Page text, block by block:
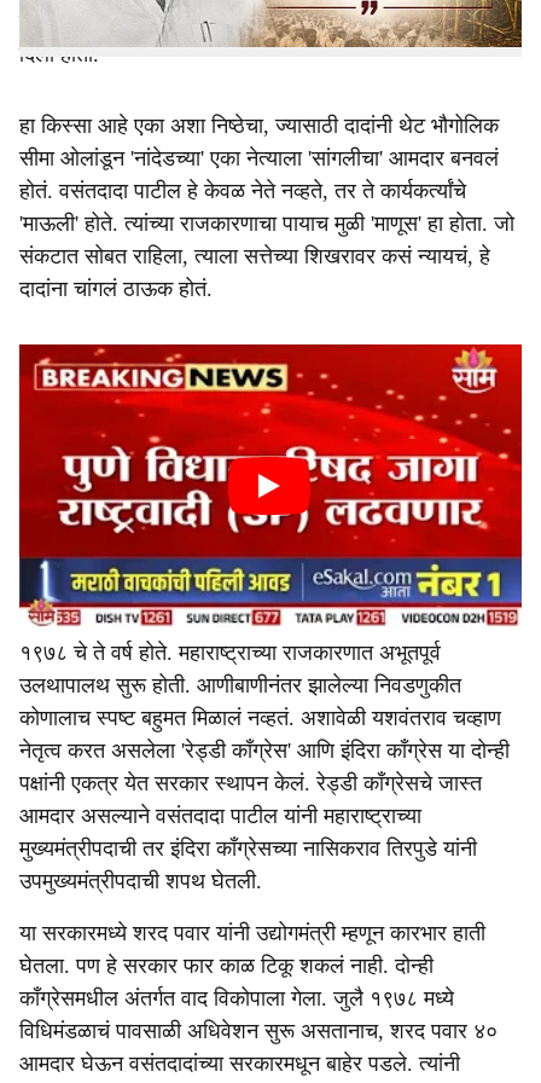
महाराष्ट्राचे माजी मुख्यमंत्री दिवंगत वसंतदादा पाटील यांनी घालून
दिला होता.
हा किस्सा आहे एका अशा निष्ठेचा, ज्यासाठी दादांनी थेट भौगोलिक
सीमा ओलांडून 'नांदेडच्या' एका नेत्याला 'सांगलीचा' आमदार बनवलं
होतं. वसंतदादा पाटील हे केवळ नेते नव्हते, तर ते कार्यकर्त्यांचे
'माऊली' होते. त्यांच्या राजकारणाचा पायाच मुळी 'माणूस' हा होता. जो
संकटात सोबत राहिला, त्याला सत्तेच्या शिखरावर कसं न्यायचं, हे
दादांना चांगलं ठाऊक होतं.
१९७८ चे ते वर्ष होते. महाराष्ट्राच्या राजकारणात अभूतपूर्व
उलथापालथ सुरू होती. आणीबाणीनंतर झालेल्या निवडणुकीत
कोणालाच स्पष्ट बहुमत मिळालं नव्हतं. अशावेळी यशवंतराव चव्हाण
नेतृत्व करत असलेला 'रेड्डी काँग्रेस' आणि इंदिरा काँग्रेस या दोन्ही
पक्षांनी एकत्र येत सरकार स्थापन केलं. रेड्डी काँग्रेसचे जास्त
आमदार असल्याने वसंतदादा पाटील यांनी महाराष्ट्राच्या
मुख्यमंत्रीपदाची तर इंदिरा काँग्रेसच्या नासिकराव तिरपुडे यांनी
उपमुख्यमंत्रीपदाची शपथ घेतली.
या सरकारमध्ये शरद पवार यांनी उद्योगमंत्री म्हणून कारभार हाती
घेतला. पण हे सरकार फार काळ टिकू शकलं नाही. दोन्ही
काँग्रेसमधील अंतर्गत वाद विकोपाला गेला. जुलै १९७८ मध्ये
विधिमंडळाचं पावसाळी अधिवेशन सुरू असतानाच, शरद पवार ४०
आमदार घेऊन वसंतदादांच्या सरकारमधून बाहेर पडले. त्यांनी